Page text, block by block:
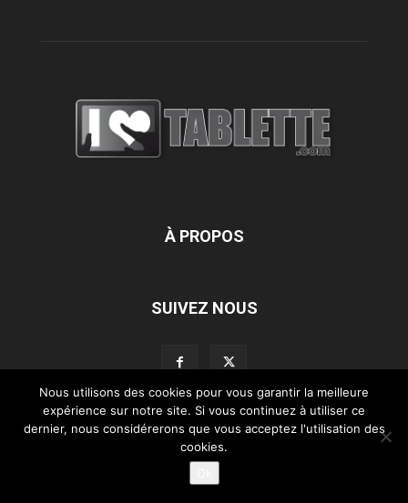
À PROPOS
SUIVEZ NOUS
L’équipe d’iLoveTablette.com Contactez-nous
Nos partenaires
Mentions légales
©
Nous utilisons des cookies pour vous garantir la meilleure
expérience sur notre site. Si vous continuez à utiliser ce
dernier, nous considérerons que vous acceptez l'utilisation des
cookies.